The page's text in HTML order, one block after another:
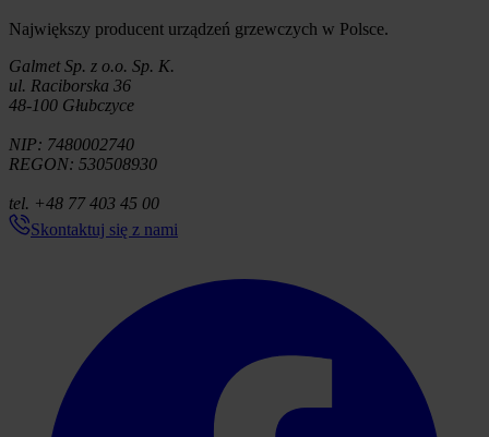
Informacje o firmie
Największy producent urządzeń grzewczych w Polsce.
Galmet Sp. z o.o. Sp. K.
ul. Raciborska 36
48-100 Głubczyce
NIP: 7480002740
REGON: 530508930
tel. +48 77 403 45 00
Skontaktuj się z nami